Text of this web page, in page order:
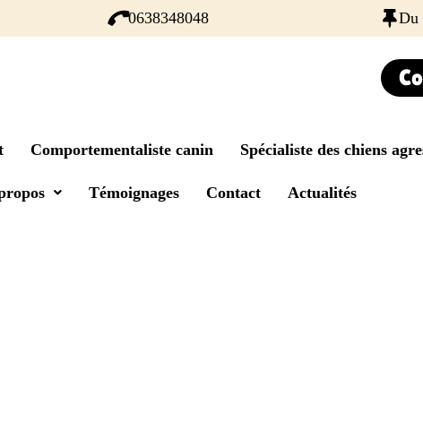
0638348048 Du
Comportementaliste canin Spécialiste des chiens
Témoignages Contact Actualités